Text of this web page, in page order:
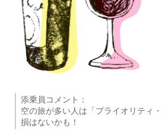
添乗員コメント：
空の旅が多い人は「プライオリティ
損はないかも！